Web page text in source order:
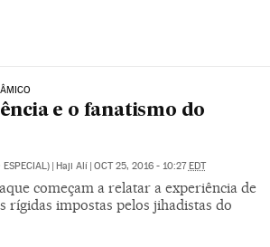
e o fanatismo do
ESPECIAL) Haji Alí OCT 25, 2016 - 10:27 EDT
começam a relatar a experiência de
rígidas impostas pelos jihadistas do